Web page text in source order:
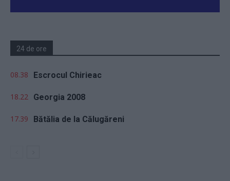
24 de ore
08.38 Escrocul Chirieac
18.22 Georgia 2008
17.39 Bătălia de la Călugăreni